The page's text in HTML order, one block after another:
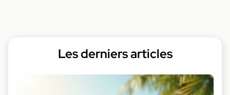
Les derniers articles